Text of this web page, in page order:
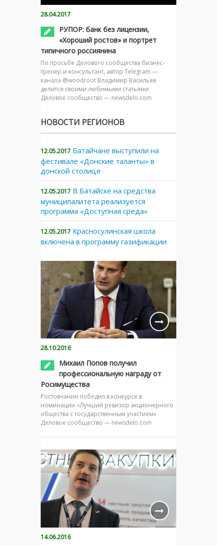
28.04.2017
РУПОР: банк без лицензии,
«Хороший ростов» и портрет
типичного россиянина
По просьбе Делового сообщества бизнес-
тренер и консультант, автор Telegram —
канала @woodroot Владимир Васильев
делится своими любимыми статьями.
Деловое сообщество — newsdelo.com
НОВОСТИ РЕГИОНОВ
12.05.2017 Батайчане выступили на
фестивале «Донские таланты» в
донской столице
12.05.2017 В Батайске на средства
муниципалитета реализуется
программа «Доступная среда»
12.05.2017 Красносулинская школа
включена в программу газификации
28.10.2016
Михаил Попов получил
профессиональную награду от
Росимущества
Ростовчанин победил в конкурсе в
номинации «Лучший ревизор акционерного
общества с государственным участием»
Деловое сообщество — newsdelo.com
14.06.2016